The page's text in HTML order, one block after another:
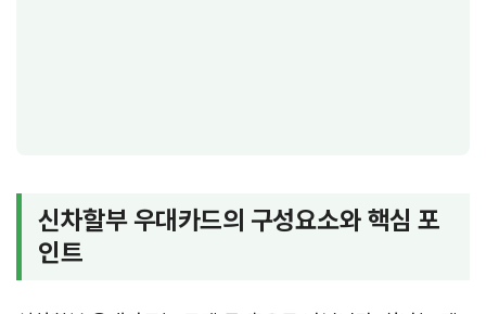
신차할부 우대카드의 구성요소와 핵심 포
인트